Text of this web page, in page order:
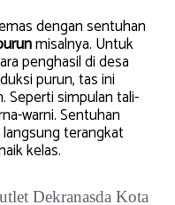
dengan sentuhan
misalnya. Untuk
penghasil di desa
purun, tas ini
Seperti simpulan tali-
warni. Sentuhan
terangkat
kelas.